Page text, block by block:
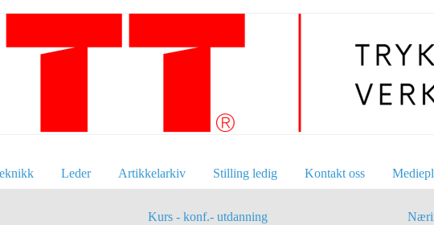
Leder Artikkelarkiv Stilling ledig Kontakt oss
Kurs - konf.- utdanning